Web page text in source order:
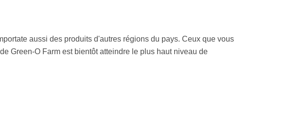
aussi des produits d'autres régions du pays. Ceux que vous
Green-O Farm est bientôt atteindre le plus haut niveau de